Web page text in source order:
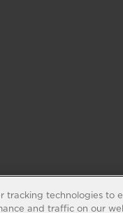
tracking technologies to
and traffic on our